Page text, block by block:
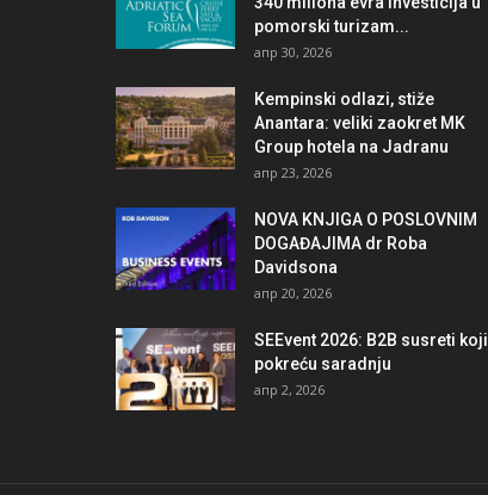
pomorski turizam...
апр 30, 2026
Kempinski odlazi, stiže
Anantara: veliki zaokret MK
Group hotela na Jadranu
апр 23, 2026
NOVA KNJIGA O POSLOVNIM
DOGAĐAJIMA dr Roba
Davidsona
апр 20, 2026
SEEvent 2026: B2B susreti koji
pokreću saradnju
апр 2, 2026